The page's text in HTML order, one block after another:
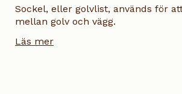
Sockel, eller golvlist, används för
mellan golv och vägg.
Läs mer